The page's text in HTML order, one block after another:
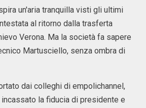
un'aria tranquilla visti gli ultimi
al ritorno dalla trasferta
Verona. Ma la società fa sapere
Martusciello, senza ombra di
dai colleghi di empolichannel,
la fiducia di presidente e